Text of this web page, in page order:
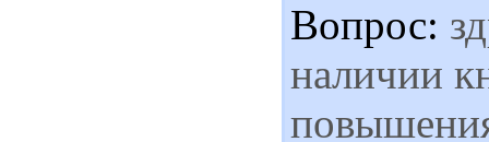
Вопрос:
наличии